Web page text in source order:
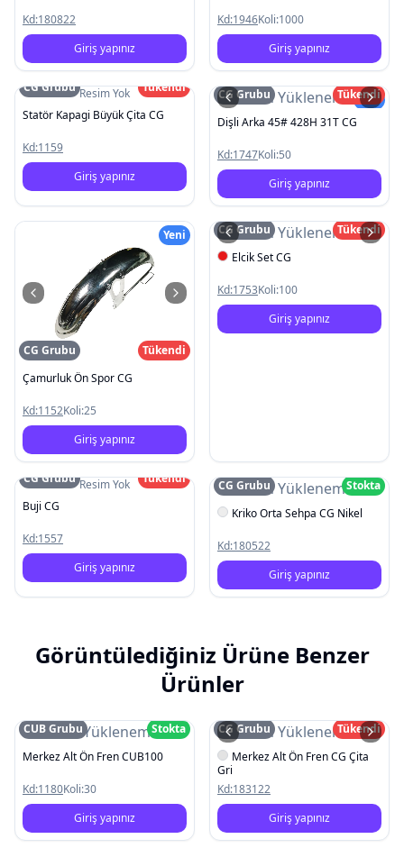
Kd:180822
Giriş yapınız
Kd:1946Koli:1000
Giriş yapınız
Resim Yok
CG Grubu
Tükendi
Statör Kapagi Büyük Çita CG
Kd:1159
Giriş yapınız
Resim YüklenemediYeni
CG Grubu
Tükendi
Dişli Arka 45# 428H 31T CG
Kd:1747Koli:50
Giriş yapınız
Yeni
CG Grubu
Tükendi
Çamurluk Ön Spor CG
Kd:1152Koli:25
Giriş yapınız
Resim Yüklenemedi
CG Grubu
Tükendi
Elcik Set CG
Kd:1753Koli:100
Giriş yapınız
Resim Yok
CG Grubu
Tükendi
Buji CG
Kd:1557
Giriş yapınız
Resim Yüklenemedi
CG Grubu
Stokta
Kriko Orta Sehpa CG Nikel
Kd:180522
Giriş yapınız
Görüntülediğiniz Ürüne Benzer
Ürünler
Resim Yüklenemedi
CUB Grubu
Stokta
Merkez Alt Ön Fren CUB100
Kd:1180Koli:30
Giriş yapınız
Resim Yüklenemedi
CG Grubu
Tükendi
Merkez Alt Ön Fren CG Çita
Gri
Kd:183122
Giriş yapınız